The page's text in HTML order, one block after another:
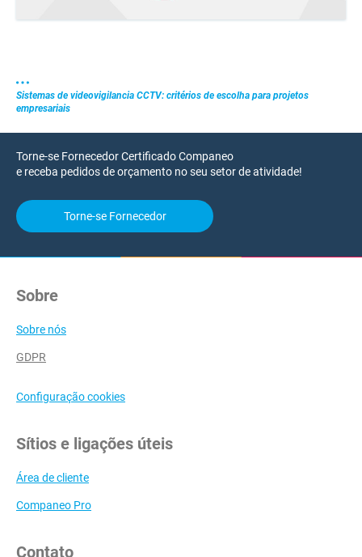
Sistemas de videovigilancia CCTV: critérios de escolha para projetos
empresariais
Torne-se Fornecedor Certificado Companeo
e receba pedidos de orçamento no seu setor de atividade!
Torne-se Fornecedor
Sobre
Sobre nós
GDPR
Configuração cookies
Sítios e ligações úteis
Área de cliente
Companeo Pro
Contato